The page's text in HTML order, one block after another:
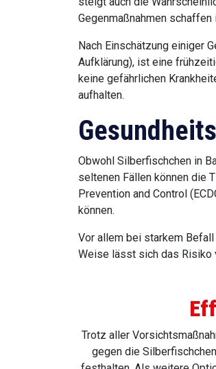
Gegenmaßnahmen
Nach Einschätzung einiger
Aufklärung), ist eine
keine gefährlichen
aufhalten.
Obwohl Silberfischchen in
seltenen Fällen können die
Prevention and Control
können.
Vor allem bei starkem
Weise lässt sich das Risiko
Trotz aller
gegen die